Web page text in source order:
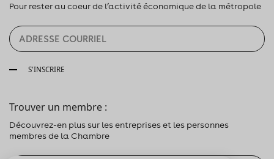
Pour rester au coeur de l’activité économique de la métropole
S'INSCRIRE
Trouver un membre :
Découvrez-en plus sur les entreprises et les personnes
membres de la Chambre